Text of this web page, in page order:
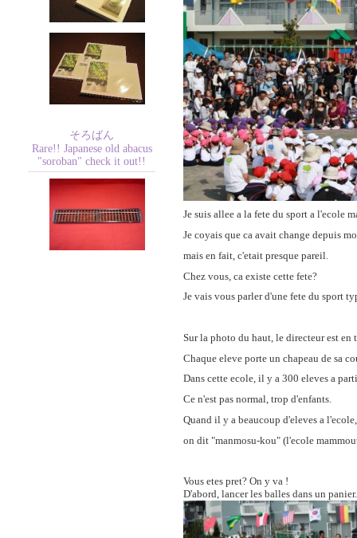
Je suis allee a la fete du sport a l'ecole
Je coyais que ca avait change depuis
mais en fait, c'etait presque pareil.
Chez vous, ca existe cette fete?
Je vais vous parler d'une fete du sport
Sur la photo du haut, le directeur est
Chaque eleve porte un chapeau de sa
Dans cette ecole, il y a 300 eleves a
Ce n'est pas normal, trop d'enfants.
Quand il y a beaucoup d'eleves a l'ecole,
on dit "manmosu-kou" (l'ecole
Vous etes pret? On y va !
D'abord, lancer les balles dans un panier.
そろばん
Rare!! Japanese old abacus
"soroban" check it out!!